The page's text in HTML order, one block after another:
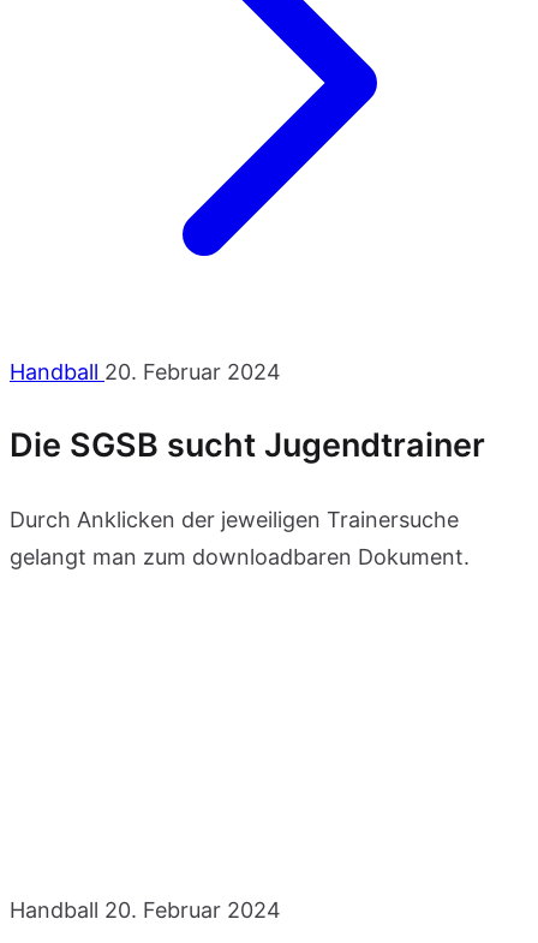
Handball 20. Februar 2024
Die SGSB sucht Jugendtrainer
Durch Anklicken der jeweiligen Trainersuche
gelangt man zum downloadbaren Dokument.
Handball 20. Februar 2024